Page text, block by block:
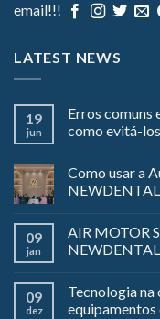
email!!!
LATEST NEWS
19
jun
Erros comuns
como evitá-los
Como usar a
NEWDENTAL
09
jan
AIR MOTOR
NEWDENTAL
09
dez
Tecnologia
equipamentos